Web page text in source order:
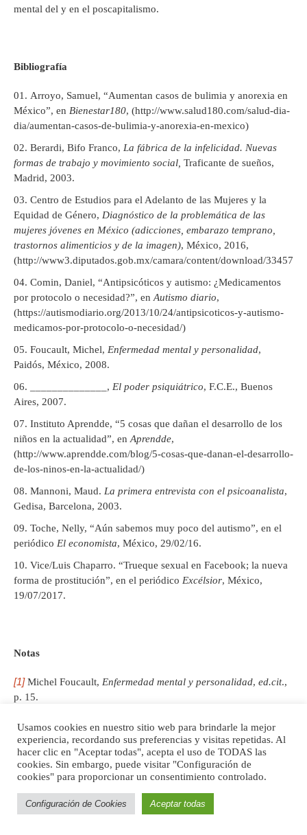
mental del y en el poscapitalismo.
Bibliografía
Arroyo, Samuel, “Aumentan casos de bulimia y anorexia en
México”, en Bienestar180, (http://www.salud180.com/salud-dia-
dia/aumentan-casos-de-bulimia-y-anorexia-en-mexico)
Berardi, Bifo Franco, La fábrica de la infelicidad. Nuevas
formas de trabajo y movimiento social, Traficante de sueños,
Madrid, 2003.
Centro de Estudios para el Adelanto de las Mujeres y la
Equidad de Género, Diagnóstico de la problemática de las
mujeres jóvenes en México (adicciones, embarazo temprano,
trastornos alimenticios y de la imagen), México, 2016,
(http://www3.diputados.gob.mx/camara/content/download/
Comin, Daniel, “Antipsicóticos y autismo: ¿Medicamentos
por protocolo o necesidad?”, en Autismo diario,
(https://autismodiario.org/2013/10/24/antipsicoticos-y-autismo-
medicamos-por-protocolo-o-necesidad/)
Foucault, Michel, Enfermedad mental y personalidad,
Paidós, México, 2008.
______________, El poder psiquiátrico, F.C.E., Buenos
Aires, 2007.
Instituto Aprendde, “5 cosas que dañan el desarrollo de los
niños en la actualidad”, en Aprendde,
(http://www.aprendde.com/blog/5-cosas-que-danan-el-desarrollo-
de-los-ninos-en-la-actualidad/)
Mannoni, Maud. La primera entrevista con el psicoanalista,
Gedisa, Barcelona, 2003.
Toche, Nelly, “Aún sabemos muy poco del autismo”, en el
periódico El economista, México, 29/02/16.
Vice/Luis Chaparro. “Trueque sexual en Facebook; la nueva
forma de prostitución”, en el periódico Excélsior, México,
19/07/2017.
Notas
[1]Michel Foucault, Enfermedad mental y personalidad, ed.cit.,
p. 15.
[3] Ibídem, pp. 83-84.
[4] Ibídem, pp. 19-20.
[5] Ibídem, p. 59.
Michel Foucault,El poder psiquiátrico , ed.cit ., p. 17.
ed.cit., pp. 131-132.
[8] Ibídem, p.134.
Usamos cookies en nuestro sitio web para brindarle la mejor
experiencia, recordando sus preferencias y visitas repetidas. Al
hacer clic en "Aceptar todas", acepta el uso de TODAS las
cookies. Sin embargo, puede visitar "Configuración de
cookies" para proporcionar un consentimiento controlado.
Configuración de Cookies Aceptar todas